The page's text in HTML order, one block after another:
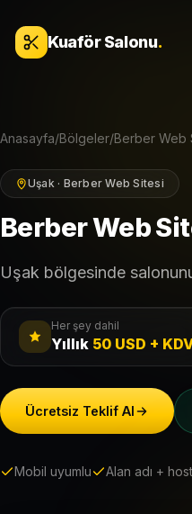
Kuaför Salonu.
Anasayfa/Bölgeler/Berber Web
Uşak · Berber Web Sitesi
Berber Web
Uşak bölgesinde
Her şey dahil
Yıllık 50 USD +
Ücretsiz Teklif Al
Mobil uyumlu Alan adı +